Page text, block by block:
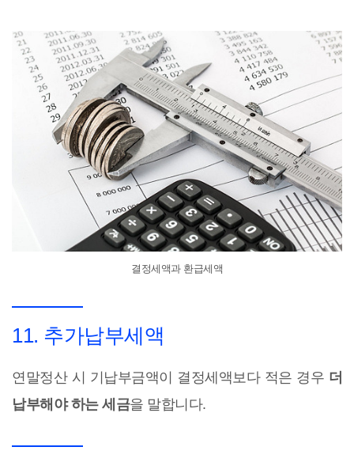
결정세액과 환급세액
11. 추가납부세액
연말정산 시 기납부금액이 결정세액보다 적은 경우 더
납부해야 하는 세금을 말합니다.